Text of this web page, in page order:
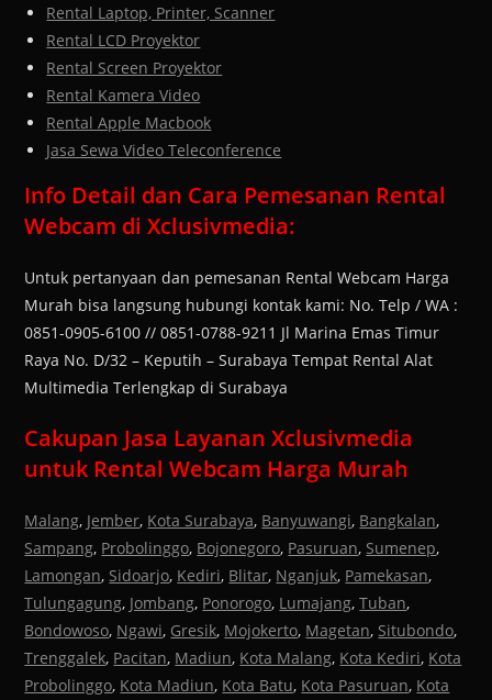
Rental Laptop, Printer, Scanner
Rental LCD Proyektor
Rental Screen Proyektor
Rental Kamera Video
Rental Apple Macbook
Jasa Sewa Video Teleconference
Info Detail dan Cara Pemesanan Rental
Webcam di Xclusivmedia:
Untuk pertanyaan dan pemesanan Rental Webcam Harga
Murah bisa langsung hubungi kontak kami: No. Telp / WA :
0851-0905-6100 // 0851-0788-9211 Jl Marina Emas Timur
Raya No. D/32 – Keputih – Surabaya Tempat Rental Alat
Multimedia Terlengkap di Surabaya
Cakupan Jasa Layanan Xclusivmedia
untuk Rental Webcam Harga Murah
Malang, Jember, Kota Surabaya, Banyuwangi, Bangkalan,
Sampang, Probolinggo, Bojonegoro, Pasuruan, Sumenep,
Lamongan, Sidoarjo, Kediri, Blitar, Nganjuk, Pamekasan,
Tulungagung, Jombang, Ponorogo, Lumajang,Tuban,
Bondowoso, Ngawi, Gresik, Mojokerto, Magetan, Situbondo,
Trenggalek, Pacitan, Madiun, Kota Malang, Kota Kediri, Kota
Probolinggo, Kota Madiun, Kota Batu, Kota Pasuruan, Kota